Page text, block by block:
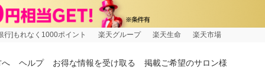
行]もれなく1000ポイント 楽天グループ 楽天生命 楽天市場
へ ヘルプ お得な情報を受け取る 掲載ご希望のサロン様